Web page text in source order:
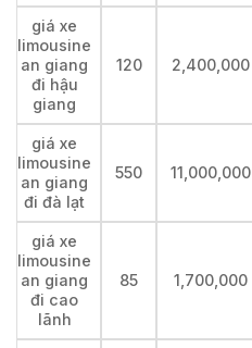
giá xe
limousine
an giang
đi hậu
giang
120 2,400,000
giá xe
limousine
an giang
đi đà lạt
550 11,000,000
giá xe
limousine
an giang
đi cao
lãnh
85 1,700,000